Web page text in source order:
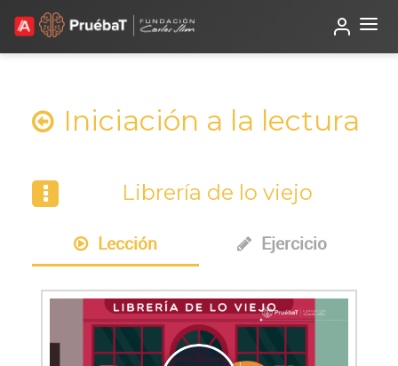
Iniciación a la lectura
Librería de lo viejo
Lección Ejercicio
TutorIABeta